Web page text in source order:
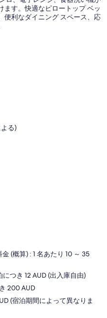
す。快適なピロートップ ベッ
便利なダイニング スペース、応
応接スペースがあります。ピロ
級寝具、を使用しています。液
ースを備えたキッチンがあり
アドライヤーがあります。
トスタイルホテルでは、無料
ス向けの設備 / サービスには、
離電話を無料でご利用いただ
あります)。ハウスキーピング
トに応じてご利用いただける
ル、24 時間営業のフィット
リエーション設備をご利用い
る)
(概算) : 1 名あたり 10 ～ 35
つき 12 AUD (出入庫自由)
200 AUD
(宿泊期間によって異なりま